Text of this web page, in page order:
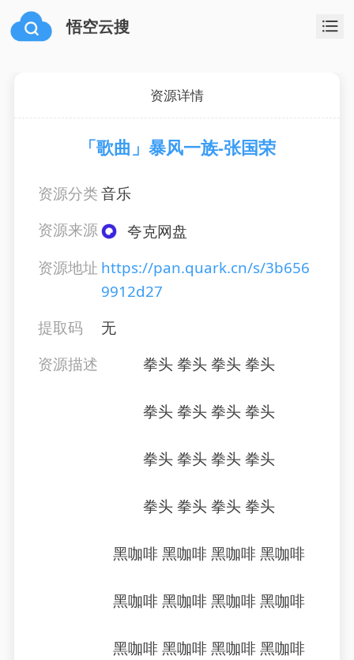
悟空云搜
资源详情
「歌曲」暴风一族-张国荣
资源分类音乐
资源来源
夸克网盘
资源地址 https://pan.quark.cn/s/3b656
9912d27
提取码
无
资源描述
拳头 拳头 拳头 拳头
拳头 拳头 拳头 拳头
拳头 拳头 拳头 拳头
拳头 拳头 拳头 拳头
黑咖啡 黑咖啡 黑咖啡 黑咖啡
黑咖啡 黑咖啡 黑咖啡 黑咖啡
黑咖啡 黑咖啡 黑咖啡 黑咖啡